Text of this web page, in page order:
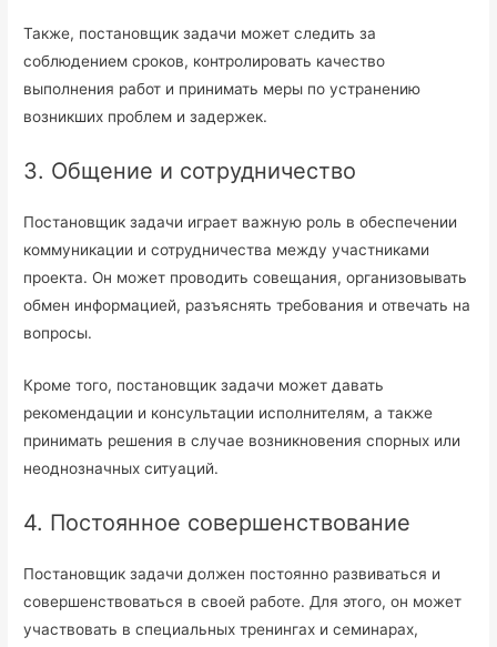
Также, постановщик задачи может следить за
соблюдением сроков, контролировать качество
выполнения работ и принимать меры по устранению
возникших проблем и задержек.
3. Общение и сотрудничество
Постановщик задачи играет важную роль в обеспечении
коммуникации и сотрудничества между участниками
проекта. Он может проводить совещания, организовывать
обмен информацией, разъяснять требования и отвечать на
вопросы.
Кроме того, постановщик задачи может давать
рекомендации и консультации исполнителям, а также
принимать решения в случае возникновения спорных или
неоднозначных ситуаций.
4. Постоянное совершенствование
Постановщик задачи должен постоянно развиваться и
совершенствоваться в своей работе. Для этого, он может
участвовать в специальных тренингах и семинарах,